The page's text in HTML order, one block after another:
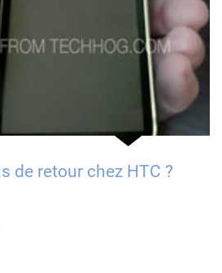
de retour chez HTC ?